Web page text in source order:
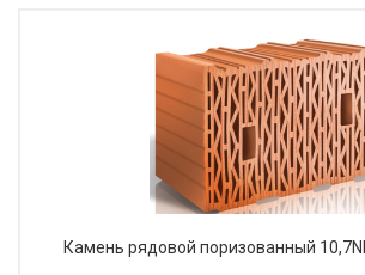
Камень рядовой поризованный